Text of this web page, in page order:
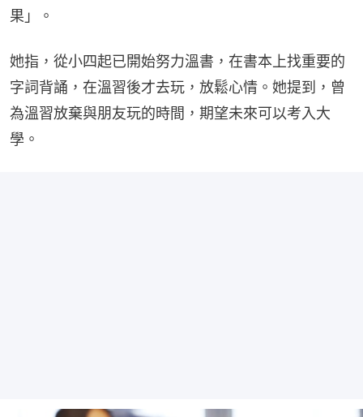
果」。
她指，從小四起已開始努力溫書，在書本上找重要的
字詞背誦，在溫習後才去玩，放鬆心情。她提到，曾
為溫習放棄與朋友玩的時間，期望未來可以考入大
學。